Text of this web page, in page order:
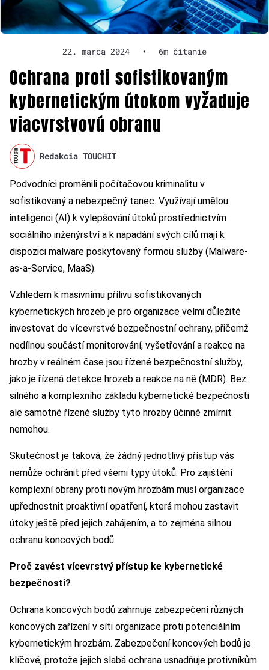
22. marca 2024 • 6m čítanie
Ochrana proti sofistikovaným
kybernetickým útokom vyžaduje
viacvrstvovú obranu
Redakcia TOUCHIT
Podvodníci proměnili počítačovou kriminalitu v
sofistikovaný a nebezpečný tanec. Využívají umělou
inteligenci (AI) k vylepšování útoků prostřednictvím
sociálního inženýrství a k napadání svých cílů mají k
dispozici malware poskytovaný formou služby (Malware-
as-a-Service, MaaS).
Vzhledem k masivnímu přílivu sofistikovaných
kybernetických hrozeb je pro organizace velmi důležité
investovat do vícevrstvé bezpečnostní ochrany, přičemž
nedílnou součástí monitorování, vyšetřování a reakce na
hrozby v reálném čase jsou řízené bezpečnostní služby,
jako je řízená detekce hrozeb a reakce na ně (MDR). Bez
silného a komplexního základu kybernetické bezpečnosti
ale samotné řízené služby tyto hrozby účinně zmírnit
nemohou.
Skutečnost je taková, že žádný jednotlivý přístup vás
nemůže ochránit před všemi typy útoků. Pro zajištění
komplexní obrany proti novým hrozbám musí organizace
upřednostnit proaktivní opatření, která mohou zastavit
útoky ještě před jejich zahájením, a to zejména silnou
ochranu koncových bodů.
Proč zavést vícevrstvý přístup ke kybernetické
bezpečnosti?
Ochrana koncových bodů zahrnuje zabezpečení různých
koncových zařízení v síti organizace proti potenciálním
kybernetickým hrozbám. Zabezpečení koncových bodů je
klíčové, protože jejich slabá ochrana usnadňuje protivníkům